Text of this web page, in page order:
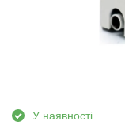
У наявності